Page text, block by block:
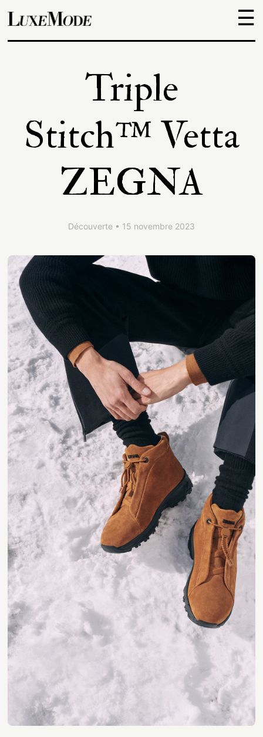
☰
Objets
Escapades
Découvertes
Adresses
propos
Contact
Triple
Stitch™ Vetta
ZEGNA
Découverte • 15 novembre 2023